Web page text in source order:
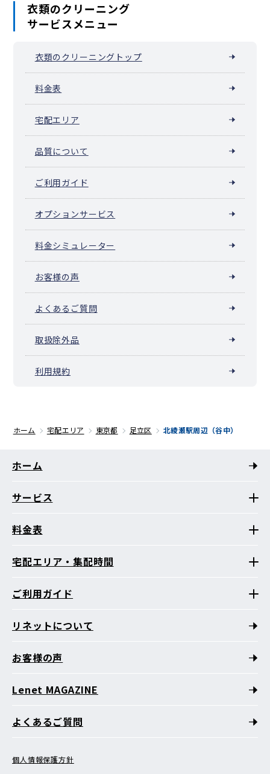
衣類のクリーニング
サービスメニュー
衣類のクリーニングトップ
料金表
宅配エリア
品質について
ご利用ガイド
オプションサービス
料金シミュレーター
お客様の声
よくあるご質問
取扱除外品
利用規約
ホーム 宅配エリア 東京都 足立区 北綾瀬駅周辺（谷中）
ホーム
サービス
料金表
宅配エリア・集配時間
ご利用ガイド
リネットについて
お客様の声
Lenet MAGAZINE
よくあるご質問
個人情報保護方針